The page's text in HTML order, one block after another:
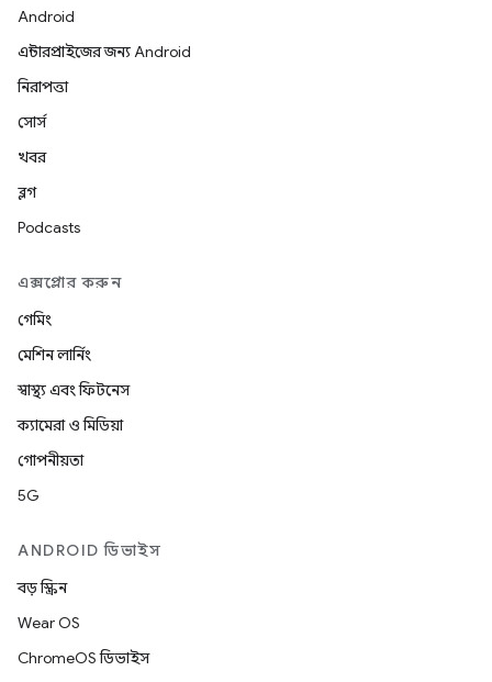
Android
এন্টারপ্রাইজের জন্য Android
নিরাপত্তা
সোর্স
খবর
ব্লগ
Podcasts
এক্সপ্লোর করুন
গেমিং
মেশিন লার্নিং
স্বাস্থ্য এবং ফিটনেস
ক্যামেরা ও মিডিয়া
গোপনীয়তা
5G
ANDROID ডিভাইস
বড় স্ক্রিন
Wear OS
ChromeOS ডিভাইস